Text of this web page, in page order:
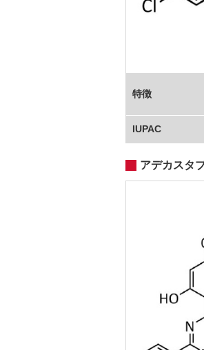
特徴
IUPAC
アデカスタ